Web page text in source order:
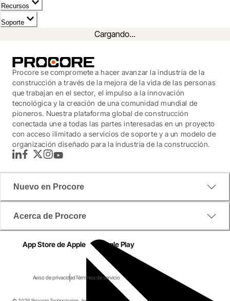
Recursos
Soporte
Cargando...
Estado y tendencias en Latinoamérica.
En asociación con Procore, la firma de investigación
Censuswide encuestó a más de 600 líderes de la
construcción en Latinoamérica para revelar las
prácticas comerciales actuales y las inversiones en
tecnología que están realizando para impulsar el
crecimiento de la industria de la construcción.
Procore se compromete a hacer avanzar la industria de la
construcción a través de la mejora de la vida de las personas
que trabajan en el sector, el impulso a la innovación
tecnológica y la creación de una comunidad mundial de
pioneros. Nuestra plataforma global de construcción
conectada une a todas las partes interesadas en un proyecto
con acceso ilimitado a servicios de soporte y a un modelo de
organización diseñado para la industria de la construcción.
LinkedInFacebook
TwitterInstagram
YouTube
Nuevo en Procore
Acerca de Procore
App Store de Apple Google Play
Aviso de privacidadTérminos de servicio